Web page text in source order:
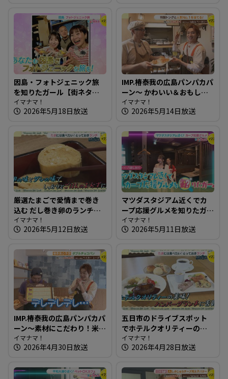
因島・フォトジェニック旅
を知りたガール【街ネタ！
知りたガール】
イマナマ！
2026年5月18日放送
IMP.椿泰我の広島パンパカパ
ーン～ かわいい＆おもしろ
いパン！ 四季折々の味も楽
しめるお店
イマナマ！
2026年5月14日放送
厳選たまごで愛情まで巻き
込む だし巻き卵のランチ～
たちまち食堂【たまにはそ
とランチ】
イマナマ！
2026年5月12日放送
マツダスタジアム近くでカ
ープ応援グルメを知りたガ
ール【街ネタ！知りたガー
ル】
イマナマ！
2026年5月11日放送
IMP.椿泰我の広島パンパカパ
ーン～素材にこだわり！米
粉パンを作る体にいいパン
屋さん
イマナマ！
2026年4月30日放送
五日市のドライブスポット
でホテルクオリティーのハ
ンバーグ～いろはビレッジ
【たまにはそとランチ】
イマナマ！
2026年4月28日放送